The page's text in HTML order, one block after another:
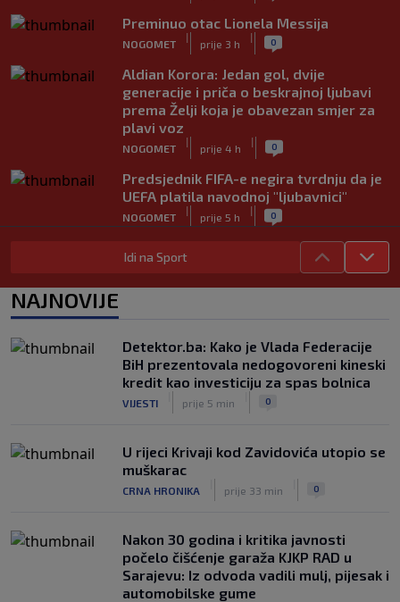
Preminuo otac Lionela Messija
NOGOMET
|
prije 3 h
| 0
Aldian Korora: Jedan gol, dvije
generacije i priča o beskrajnoj ljubavi
prema Želji koja je obavezan smjer za
plavi voz
NOGOMET
|
prije 4 h
| 0
Predsjednik FIFA-e negira tvrdnju da je
UEFA platila navodnoj "ljubavnici"
NOGOMET
|
prije 5 h
| 0
Novi igrač Millwalla odmah postao hit:
Navijači poručuju da je "stvoren za ovaj
plaćali eskort dame i "masaže sa
sretnim završetkom"
NOGOMET
|
prije 8 h
| 0
Idi na Sport
NAJNOVIJE
Detektor.ba: Kako je Vlada Federacije
BiH prezentovala nedogovoreni kineski
kredit kao investiciju za spas bolnica
VIJESTI prije 5 min 0
U rijeci Krivaji kod Zavidovića utopio se
muškarac
CRNA HRONIKA prije 33 min 0
Nakon 30 godina i kritika javnosti
počelo čišćenje garaža KJKP RAD u
Sarajevu: Iz odvoda vadili mulj, pijesak i
automobilske gume